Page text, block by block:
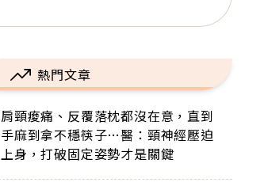
熱門文章
肩頸痠痛、反覆落枕都沒在意，直到
手麻到拿不穩筷子…醫：頸神經壓迫
上身，打破固定姿勢才是關鍵